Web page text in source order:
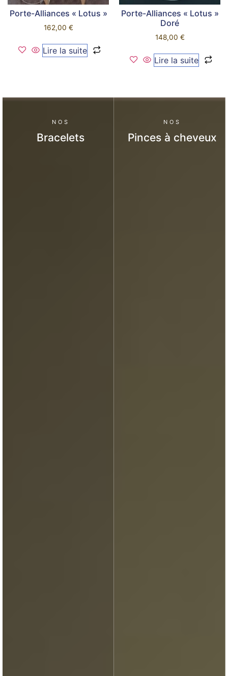
Porte-Alliances « Lotus »
162,00 €
Lire la suite
Porte-Alliances « Lotus »
Doré
148,00 €
Lire la suite
NOS
Bracelets
NOS
Pinces à cheveux